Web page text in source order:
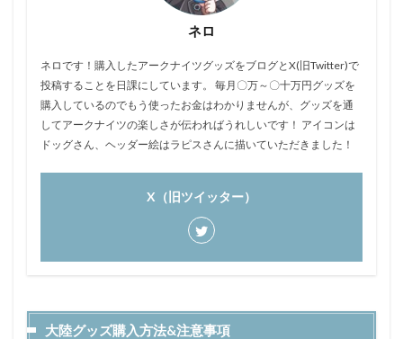
ネロ
ネロです！購入したアークナイツグッズをブログとX(旧Twitter)で
投稿することを日課にしています。 毎月〇万～〇十万円グッズを
購入しているのでもう使ったお金はわかりませんが、グッズを通
してアークナイツの楽しさが伝わればうれしいです！ アイコンは
ドッグさん、ヘッダー絵はラピスさんに描いていただきました！
X（旧ツイッター）
大陸グッズ購入方法&注意事項